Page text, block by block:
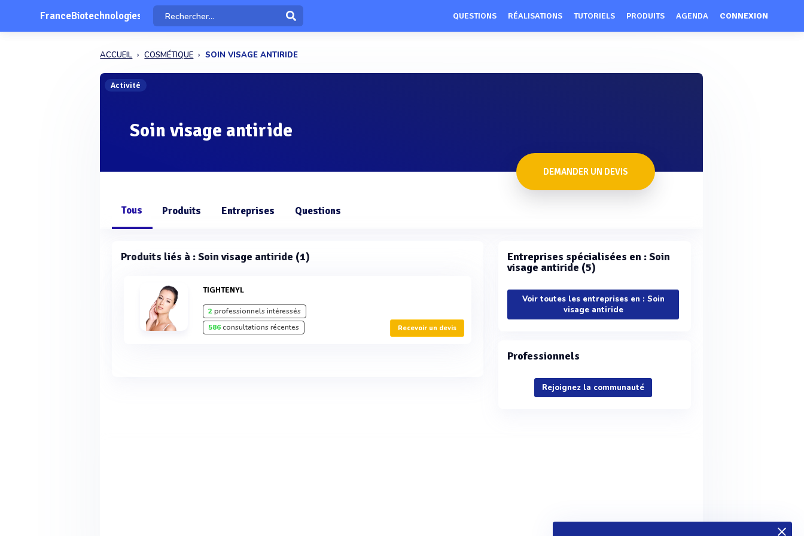
FranceBiotechnologies QUESTIONS RÉALISATIONS TUTORIELS PRODUITS AGENDA CONNEXION
ACCUEIL COSMÉTIQUE SOIN VISAGE ANTIRIDE
Activité
Soin visage antiride
DEMANDER UN DEVIS
Tous Produits Entreprises Questions
Produits liés à : Soin visage antiride (1)
TIGHTENYL
2professionnels intéressés
586consultations récentes Recevoir un devis
Entreprises spécialisées en : Soin
visage antiride (5)
Voir toutes les entreprises en : Soin
visage antiride
Professionnels
Rejoignez la communauté